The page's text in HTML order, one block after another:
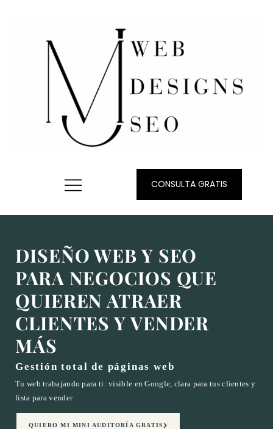
CONSULTA GRATIS
DISEÑO WEB Y SEO
PARA NEGOCIOS QUE
QUIEREN ATRAER
CLIENTES Y VENDER
MÁS
Gestión total de páginas web
Tu web trabajando para ti: visible en Google, clara para tus clientes y
lista para vender
QUIERO MI MINI AUDITORÍA GRATIS